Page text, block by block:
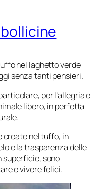
nel laghetto verde
senza tanti pensieri.
per l’allegria e
libero, in perfetta
create nel tuffo, in
e la trasparenza delle
superficie, sono
e vivere felici.